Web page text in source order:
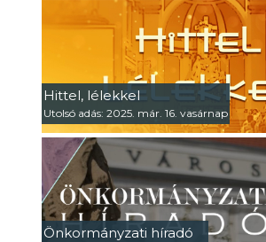
Hittel, lélekkel
Utolsó adás: 2025. már. 16. vasárnap
Önkormányzati híradó